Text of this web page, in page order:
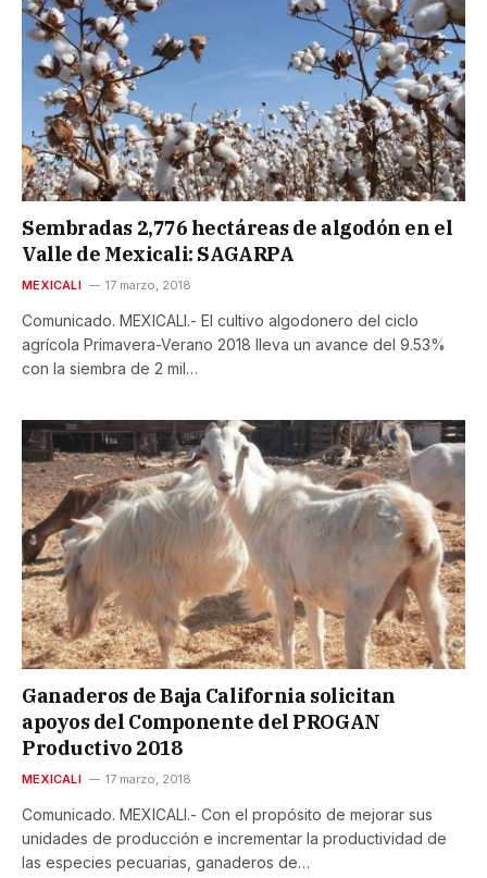
Sembradas 2,776 hectáreas de algodón en el
Valle de Mexicali: SAGARPA
MEXICALI 17 marzo, 2018
Comunicado. MEXICALI.- El cultivo algodonero del ciclo
agrícola Primavera-Verano 2018 lleva un avance del 9.53%
con la siembra de 2 mil…
Ganaderos de Baja California solicitan
apoyos del Componente del PROGAN
Productivo 2018
MEXICALI 17 marzo, 2018
Comunicado. MEXICALI.- Con el propósito de mejorar sus
unidades de producción e incrementar la productividad de
las especies pecuarias, ganaderos de…